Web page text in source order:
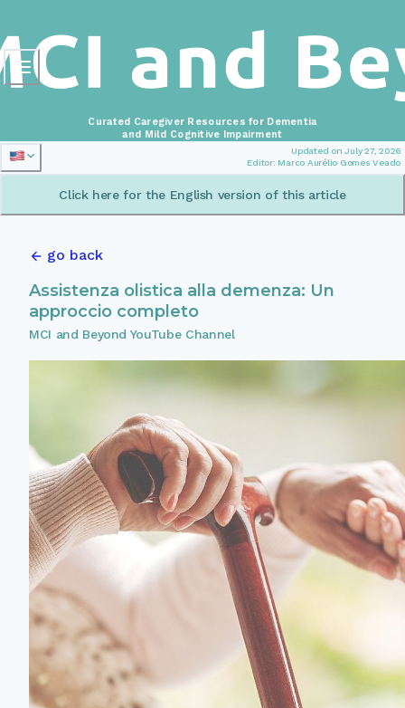
Updated on July 27, 2026
Editor: Marco Aurélio Gomes Veado
Curated Caregiver Resources for Dementia
and Mild Cognitive Impairment
Click here for the English version of this article
go back
Assistenza olistica alla demenza: Un
approccio completo
MCI and Beyond YouTube Channel